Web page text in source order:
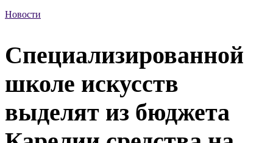
Новости
Специализированной
школе искусств
выделят из бюджета